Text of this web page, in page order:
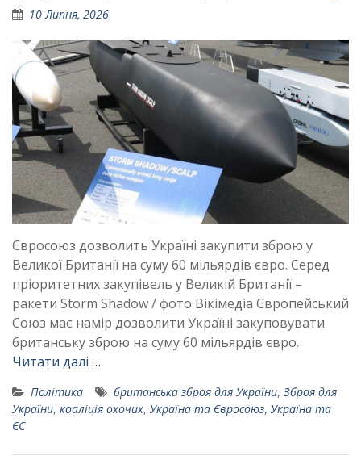
10 Липня, 2026
Євросоюз дозволить Україні закупити зброю у
Великої Британії на суму 60 мільярдів євро. Серед
пріоритетних закупівель у Великій Британії –
ракети Storm Shadow / фото Вікімедіа Європейський
Союз має намір дозволити Україні закуповувати
британську зброю на суму 60 мільярдів євро.
Читати далі …
Політика британська зброя для України, Зброя для
України, коаліція охочих, Україна та Євросоюз, Україна та
ЄС